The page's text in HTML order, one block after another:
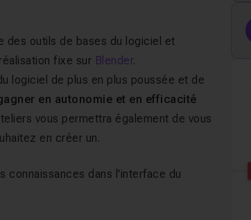
des outils de bases du logiciel et
fixe sur Blender.
logiciel de plus en plus poussée et de
en autonomie et en efficacité
vous permettra également de vous
en créer un.
connaissances dans l'interface du
de cette série, "